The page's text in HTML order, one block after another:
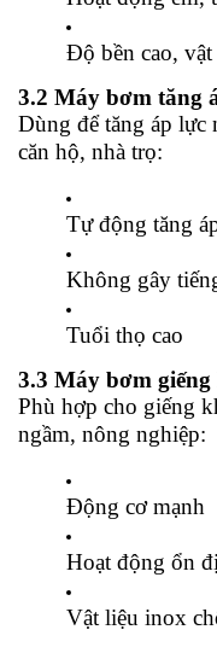
Độ bền cao,
3.2 Máy bơm tăng
Dùng để tăng áp lực
căn hộ, nhà trọ:
Tự động tăng
Không gây
Tuổi thọ cao
3.3 Máy bơm
Phù hợp cho giếng
ngầm, nông nghiệp:
Động cơ mạnh
Hoạt động ổn
Vật liệu inox